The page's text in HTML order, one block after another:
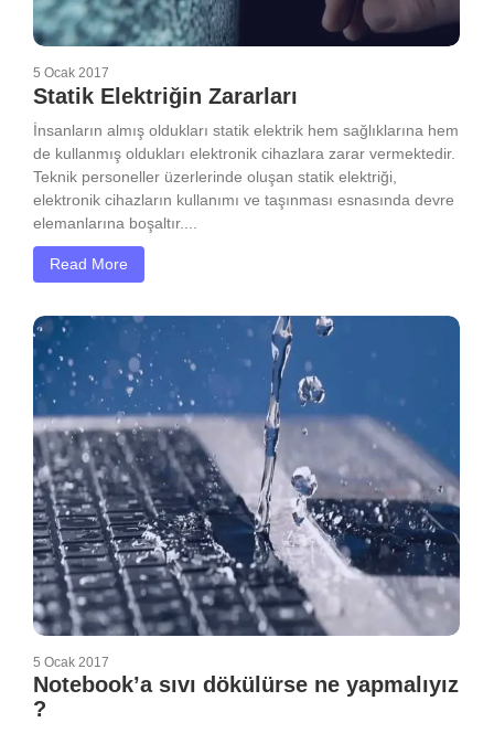
5 Ocak 2017
Statik Elektriğin Zararları
İnsanların almış oldukları statik elektrik hem sağlıklarına hem
de kullanmış oldukları elektronik cihazlara zarar vermektedir.
Teknik personeller üzerlerinde oluşan statik elektriği,
elektronik cihazların kullanımı ve taşınması esnasında devre
elemanlarına boşaltır....
Read More
5 Ocak 2017
Notebook’a sıvı dökülürse ne yapmalıyız
?